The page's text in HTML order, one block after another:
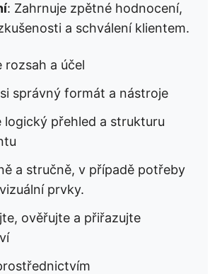
: Zahrnuje zpětné hodnocení,
a schválení klientem.
rozsah a účel
správný formát a nástroje
přehled a strukturu
a stručně, v případě potřeby
prvky.
ověřujte a přiřazujte